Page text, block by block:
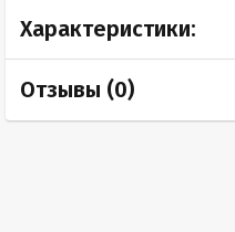
Характеристики:
Отзывы (0)